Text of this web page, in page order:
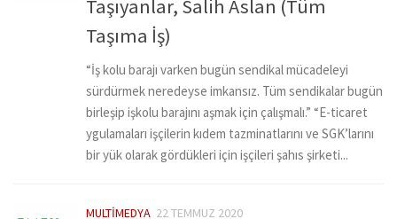
Taşıyanlar, Salih Aslan (Tüm
Taşıma İş)
“İş kolu barajı varken bugün sendikal mücadeleyi
sürdürmek neredeyse imkansız. Tüm sendikalar bugün
birleşip işkolu barajını aşmak için çalışmalı.” “E-ticaret
ygulamaları işçilerin kıdem tazminatlarını ve SGK’larını
bir yük olarak gördükleri için işçileri şahıs şirketi...
MULTIMEDYA 22 TEMMUZ 2020